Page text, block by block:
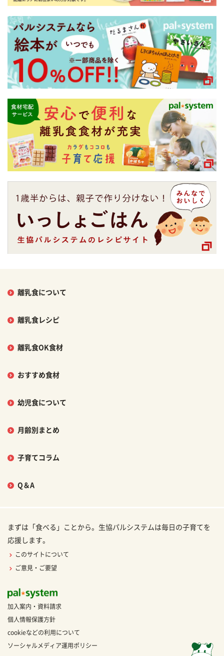
離乳食について
離乳食レシピ
離乳食OK食材
おすすめ食材
幼児食について
月齢別まとめ
子育てコラム
Q＆A
まずは「食べる」ことから。生協パルシステムは毎日の子育てを
応援します。
このサイトについて
ご意見・ご要望
加入案内・資料請求
個人情報保護方針
cookieなどの利用について
ソーシャルメディア運用ポリシー